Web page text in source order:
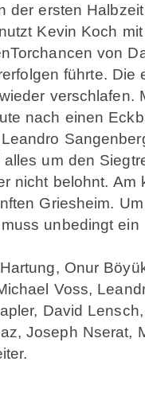
der ersten
Kevin Koch
von
führte. Die
verschlafen.
nach einen
um den
nicht belohnt. Am
Griesheim.
unbedingt ein
Onur
Voss,
David
Joseph Nserat,